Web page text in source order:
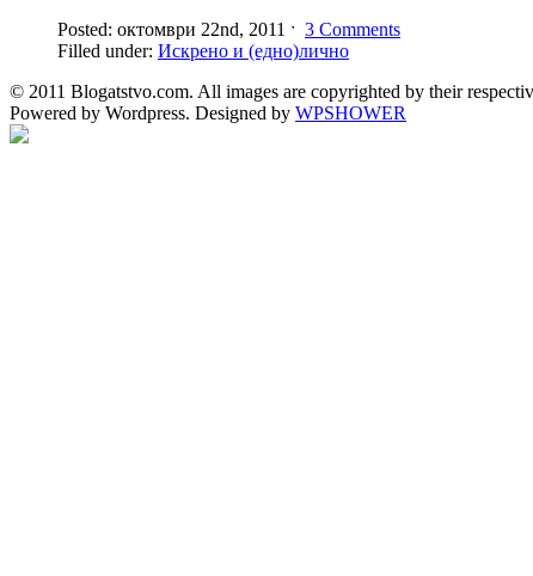
Posted: октомври 22nd, 2011 ˑ 3 Comments
Filled under: Искрено и (едно)лично
© 2011 Blogatstvo.com. All images are copyrighted by their
Powered by Wordpress. Designed by WPSHOWER